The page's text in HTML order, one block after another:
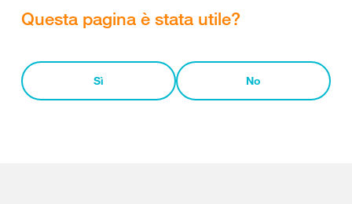
Questa pagina è stata utile?
Sì No